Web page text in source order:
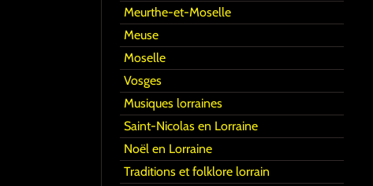
Meurthe-et-Moselle
Meuse
Moselle
Vosges
Musiques lorraines
Saint-Nicolas en Lorraine
Noël en Lorraine
Traditions et folklore lorrain